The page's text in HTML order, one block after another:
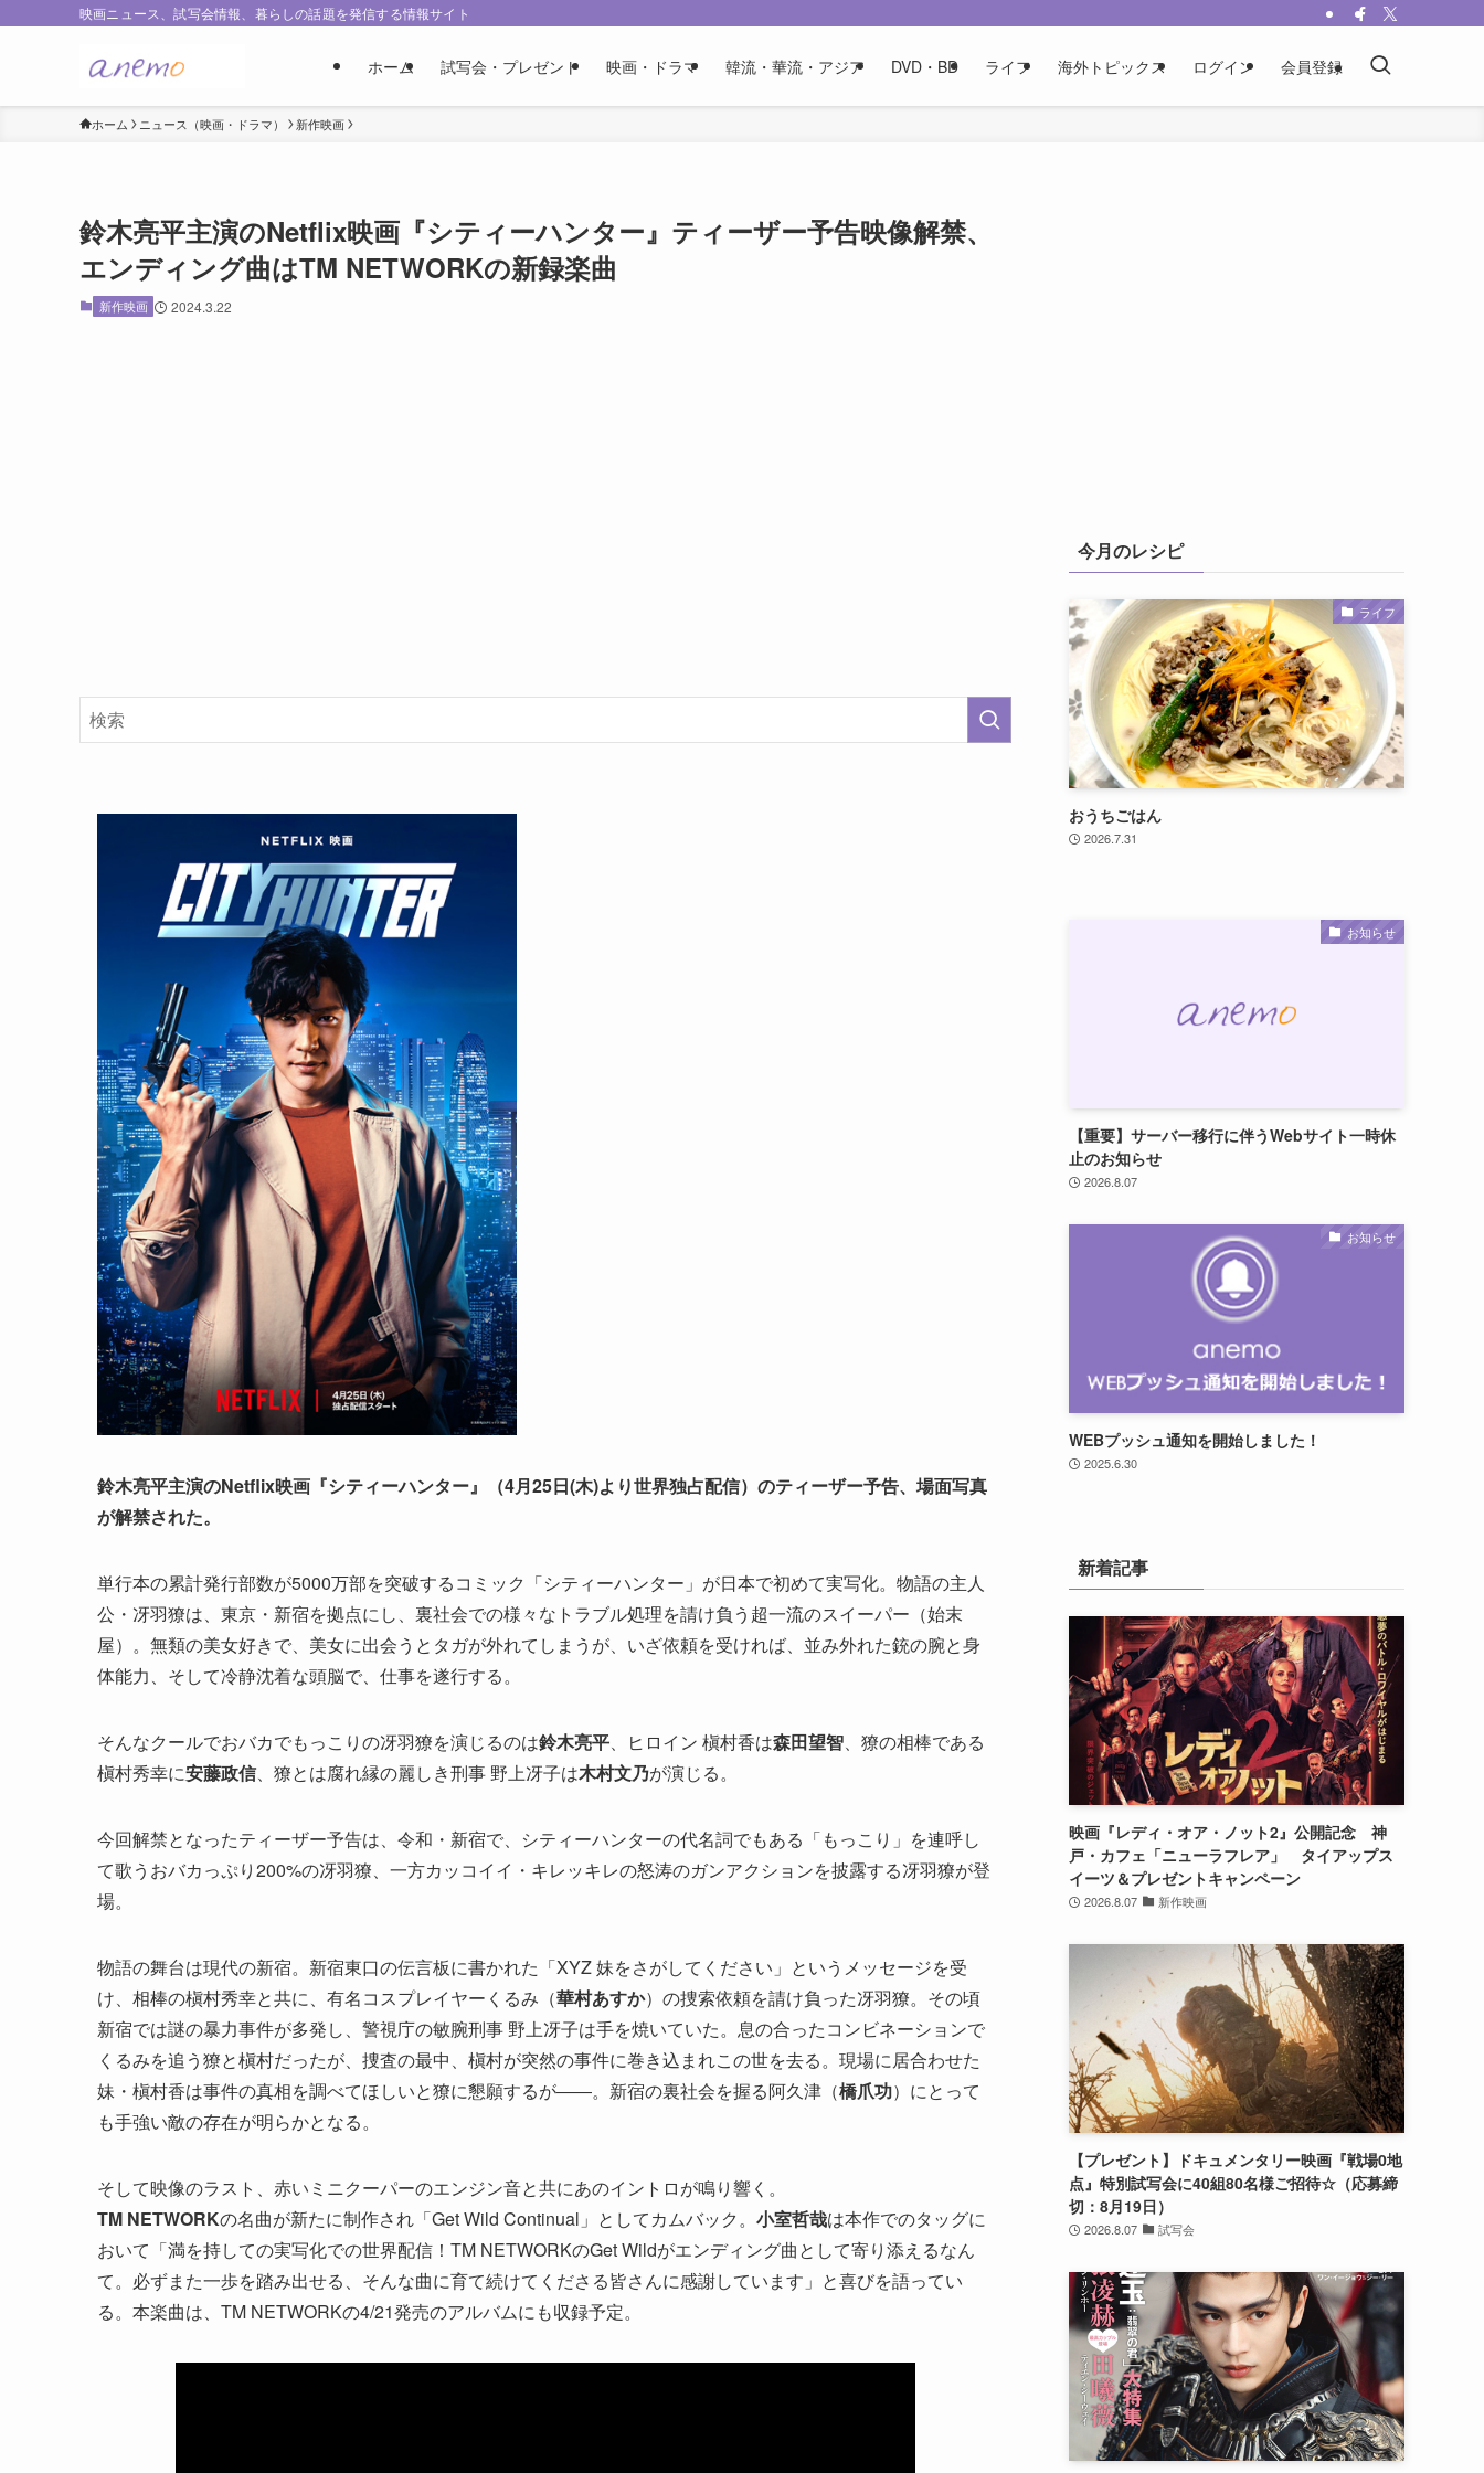
映画ニュース、試写会情報、暮らしの話題を発信する情報サイト
ホーム 試写会・プレゼント 映画・ドラマ 韓流・華流・アジア DVD・BD ライフ 海外トピックス ログイン 会員登録
ホーム ニュース（映画・ドラマ） 新作映画
鈴木亮平主演のNetflix映画『シティーハンター』ティーザー予告映像解禁、
エンディング曲はTM NETWORKの新録楽曲
新作映画 2024.3.22
鈴木亮平主演のNetflix映画『シティーハンター』（4月25日(木)より世界独占配信）のティーザー予告、場面写真
が解禁された。
単行本の累計発行部数が5000万部を突破するコミック「シティーハンター」が日本で初めて実写化。物語の主人
公・冴羽獠は、東京・新宿を拠点にし、裏社会での様々なトラブル処理を請け負う超一流のスイーパー（始末
屋）。無類の美女好きで、美女に出会うとタガが外れてしまうが、いざ依頼を受ければ、並み外れた銃の腕と身
体能力、そして冷静沈着な頭脳で、仕事を遂行する。
そんなクールでおバカでもっこりの冴羽獠を演じるのは鈴木亮平、ヒロイン 槇村香は森田望智、獠の相棒である
槇村秀幸に安藤政信、獠とは腐れ縁の麗しき刑事 野上冴子は木村文乃が演じる。
今回解禁となったティーザー予告は、令和・新宿で、シティーハンターの代名詞でもある「もっこり」を連呼し
て歌うおバカっぷり200%の冴羽獠、一方カッコイイ・キレッキレの怒涛のガンアクションを披露する冴羽獠が登
場。
物語の舞台は現代の新宿。新宿東口の伝言板に書かれた「XYZ 妹をさがしてください」というメッセージを受
け、相棒の槇村秀幸と共に、有名コスプレイヤーくるみ（華村あすか）の捜索依頼を請け負った冴羽獠。その頃
新宿では謎の暴力事件が多発し、警視庁の敏腕刑事 野上冴子は手を焼いていた。息の合ったコンビネーションで
くるみを追う獠と槇村だったが、捜査の最中、槇村が突然の事件に巻き込まれこの世を去る。現場に居合わせた
妹・槇村香は事件の真相を調べてほしいと獠に懇願するが――。新宿の裏社会を握る阿久津（橋爪功）にとって
も手強い敵の存在が明らかとなる。
そして映像のラスト、赤いミニクーパーのエンジン音と共にあのイントロが鳴り響く。
TM NETWORKの名曲が新たに制作され「Get Wild Continual」としてカムバック。 小室哲哉は本作でのタッグに
おいて「満を持しての実写化での世界配信！TM NETWORKのGet Wildがエンディング曲として寄り添えるなん
て。必ずまた一歩を踏み出せる、そんな曲に育て続けてくださる皆さんに感謝しています」と喜びを語ってい
る。本楽曲は、TM NETWORKの4/21発売のアルバムにも収録予定。
今月のレシピ
ライフ
おうちごはん
2026.7.31
お知らせ
【重要】サーバー移行に伴うWebサイト一時休
止のお知らせ
2026.8.07
お知らせ
WEBプッシュ通知を開始しました！
2025.6.30
新着記事
映画『レディ・オア・ノット2』公開記念 神
戸・カフェ「ニューラフレア」 タイアップス
イーツ＆プレゼントキャンペーン
2026.8.07 新作映画
【プレゼント】ドキュメンタリー映画『戦場0地
点』特別試写会に40組80名様ご招待☆（応募締
切：8月19日）
2026.8.07 試写会